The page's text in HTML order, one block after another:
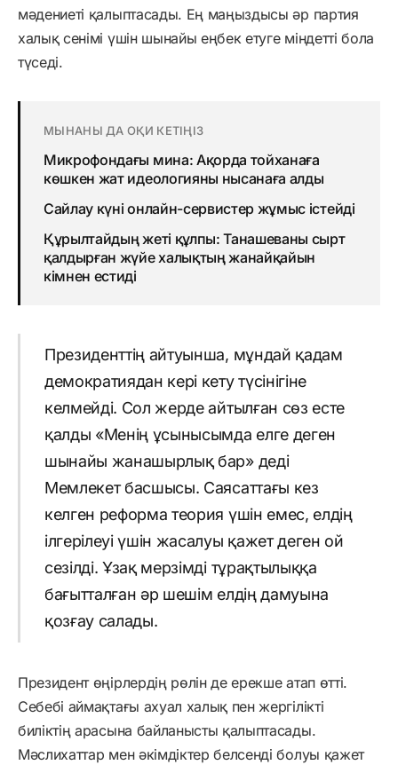
мәдениеті қалыптасады. Ең маңыздысы әр партия
халық сенімі үшін шынайы еңбек етуге міндетті бола
түседі.
МЫНАНЫ ДА ОҚИ КЕТІҢІЗ
Микрофондағы мина: Ақорда тойханаға
көшкен жат идеологияны нысанаға алды
Сайлау күні онлайн-сервистер жұмыс істейді
Құрылтайдың жеті құлпы: Танашеваны сырт
қалдырған жүйе халықтың жанайқайын
кімнен естиді
Президенттің айтуынша, мұндай қадам
демократиядан кері кету түсінігіне
келмейді. Сол жерде айтылған сөз есте
қалды «Менің ұсынысымда елге деген
шынайы жанашырлық бар» деді
Мемлекет басшысы. Саясаттағы кез
келген реформа теория үшін емес, елдің
ілгерілеуі үшін жасалуы қажет деген ой
сезілді. Ұзақ мерзімді тұрақтылыққа
бағытталған әр шешім елдің дамуына
қозғау салады.
Президент өңірлердің рөлін де ерекше атап өтті.
Себебі аймақтағы ахуал халық пен жергілікті
биліктің арасына байланысты қалыптасады.
Мәслихаттар мен әкімдіктер белсенді болуы қажет